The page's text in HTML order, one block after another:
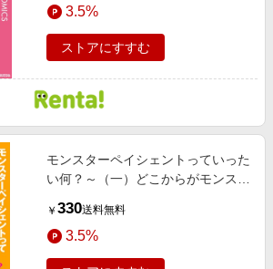
3.5%
ストアにすすむ
モンスターペイシェントっていった
い何？～（一）どこからがモンスタ
￥ 330送料無料
3.5%